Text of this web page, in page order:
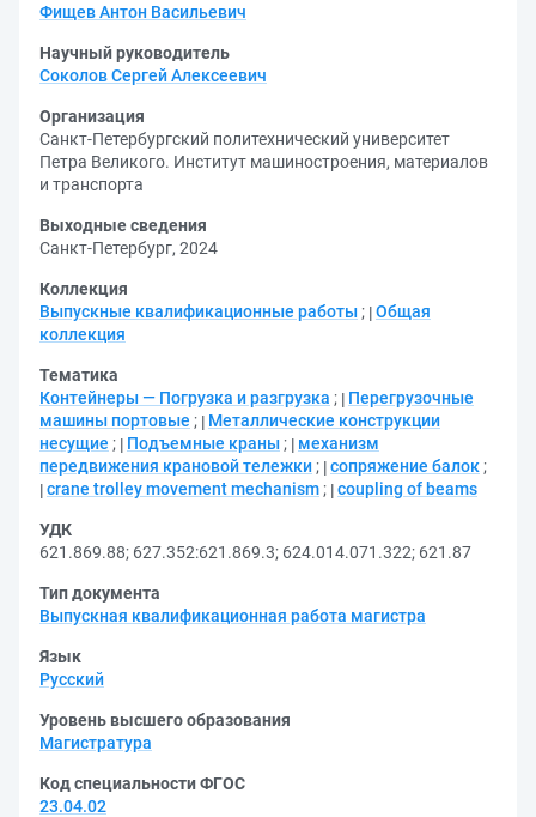
Фищев Антон Васильевич
Научный руководитель
Соколов Сергей Алексеевич
Организация
Санкт-Петербургский политехнический университет
Петра Великого. Институт машиностроения, материалов
и транспорта
Выходные сведения
Санкт-Петербург, 2024
Коллекция
Выпускные квалификационные работы ; Общая
коллекция
Тематика
Контейнеры — Погрузка и разгрузка ;
Перегрузочные
машины портовые ;
Металлические конструкции
несущие ; Подъемные краны ;
механизм
передвижения крановой тележки ; сопряжение балок ;
crane trolley movement mechanism ; coupling of beams
УДК
621.869.88; 627.352:621.869.3; 624.014.071.322; 621.87
Тип документа
Выпускная квалификационная работа магистра
Язык
Русский
Уровень высшего образования
Магистратура
Код специальности ФГОС
23.04.02